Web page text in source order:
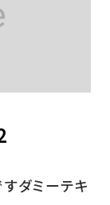
ダミーテキ